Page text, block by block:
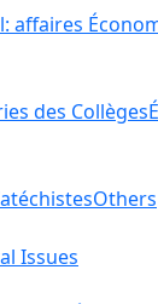
affaires
des Collèges
Others
Issues